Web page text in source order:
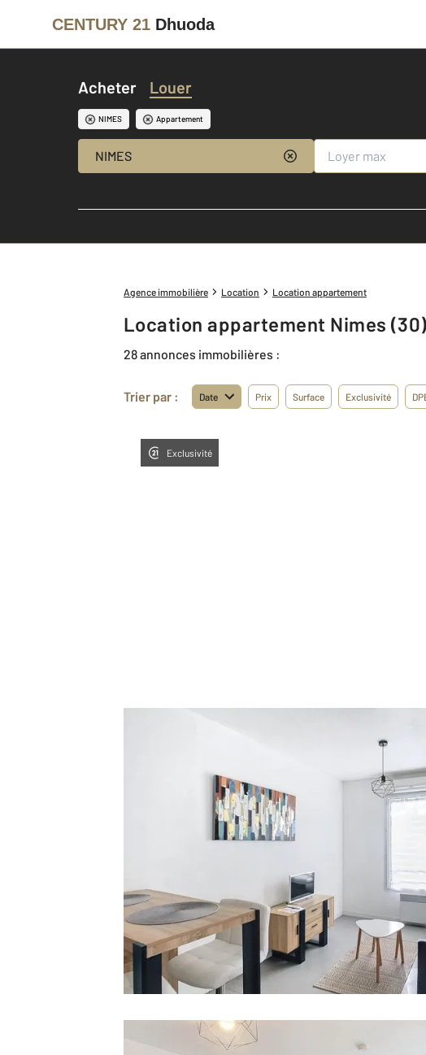
CENTURY 21 Dhuoda
Acheter Louer
NIMES Appartement
NIMES
Agence immobilière Location Location appartement
Location appartement Nimes (30)
28 annonces immobilières :
Trier par : Date Prix Surface Exclusivité
Exclusivité